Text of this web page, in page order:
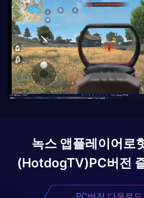
녹스 앱플레이어로
(HotdogTV)PC버전